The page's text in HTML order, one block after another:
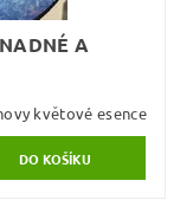
A
květové esence